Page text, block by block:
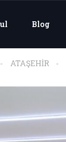
Blog
ATAŞEHİR